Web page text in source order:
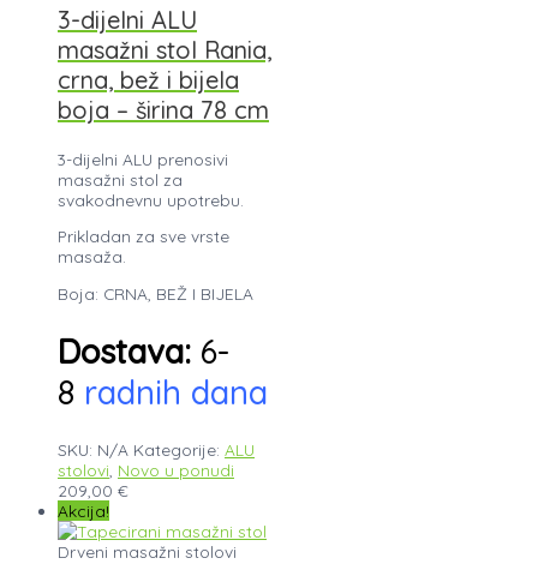
3-dijelni ALU
masažni stol Rania,
crna, bež i bijela
boja – širina 78 cm
3-dijelni ALU prenosivi
masažni stol za
svakodnevnu upotrebu.
Prikladan za sve vrste
masaža.
Boja: CRNA, BEŽ I BIJELA
Dostava: 6-
8 radnih dana
SKU: N/A Kategorije: ALU
stolovi Novo u ponudi
209,00 €
Akcija!
Drveni masažni stolovi